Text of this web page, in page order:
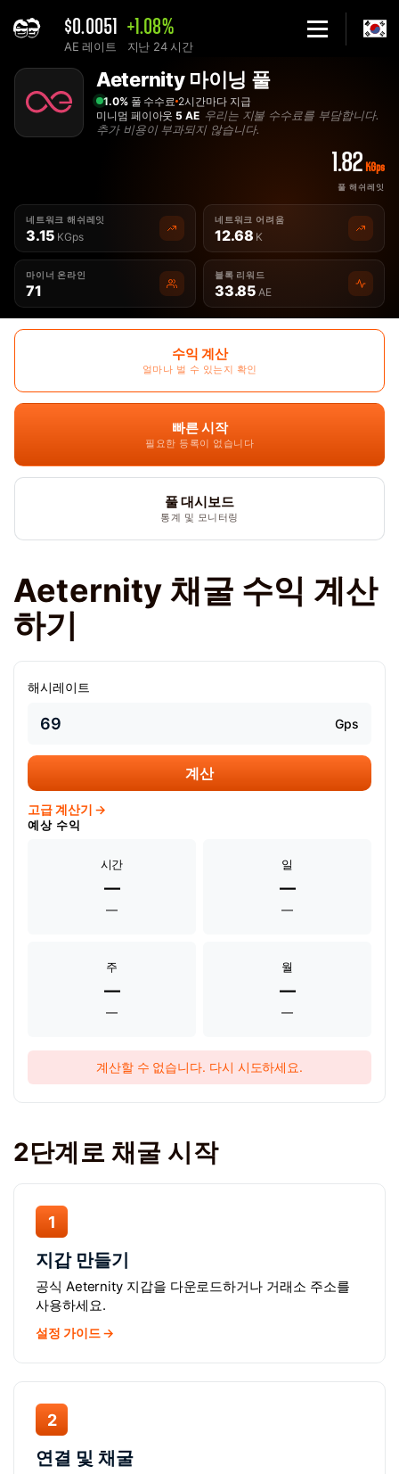
$0.0051
AE 레이트
+1.08%
지난 24 시간
Home
최고의 Aeternity AE 마이닝 풀 - 2Miners
Aeternity 마이닝 풀
1.0%풀 수수료 2시간마다 지급
미니멈 페이아웃5 AE 우리는 지불 수수료를 부담합니다.
추가 비용이 부과되지 않습니다.
1.82 KGps
풀 해쉬레잇
네트워크 해쉬레잇
3.15 KGps
네트워크 어려움
12.68 K
마이너 온라인
71
블록 리워드
33.85 AE
수익 계산
얼마나 벌 수 있는지 확인
빠른 시작
필요한 등록이 없습니다
풀 대시보드
통계 및 모니터링
Aeternity 채굴 수익 계산
하기
해시레이트
Gps
계산
고급 계산기 →
예상 수익
시간
—
—
일
—
—
주
—
—
월
—
—
계산할 수 없습니다. 다시 시도하세요.
2단계로 채굴 시작
1
지갑 만들기
공식 Aeternity 지갑을 다운로드하거나 거래소 주소를
사용하세요.
설정 가이드 →
2
연결 및 채굴